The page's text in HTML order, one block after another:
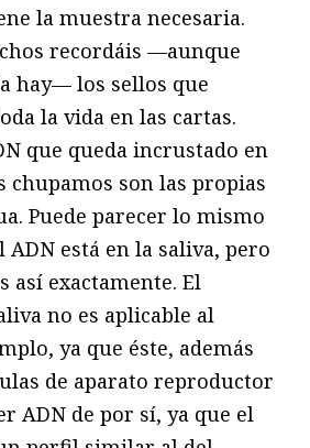
la muestra necesaria.
recordáis —aunque
hay— los sellos que
la vida en las cartas.
que queda incrustado en
chupamos son las propias
Puede parecer lo mismo
ADN está en la saliva, pero
así exactamente. El
no es aplicable al
ya que éste, además
de aparato reproductor
ADN de por sí, ya que el